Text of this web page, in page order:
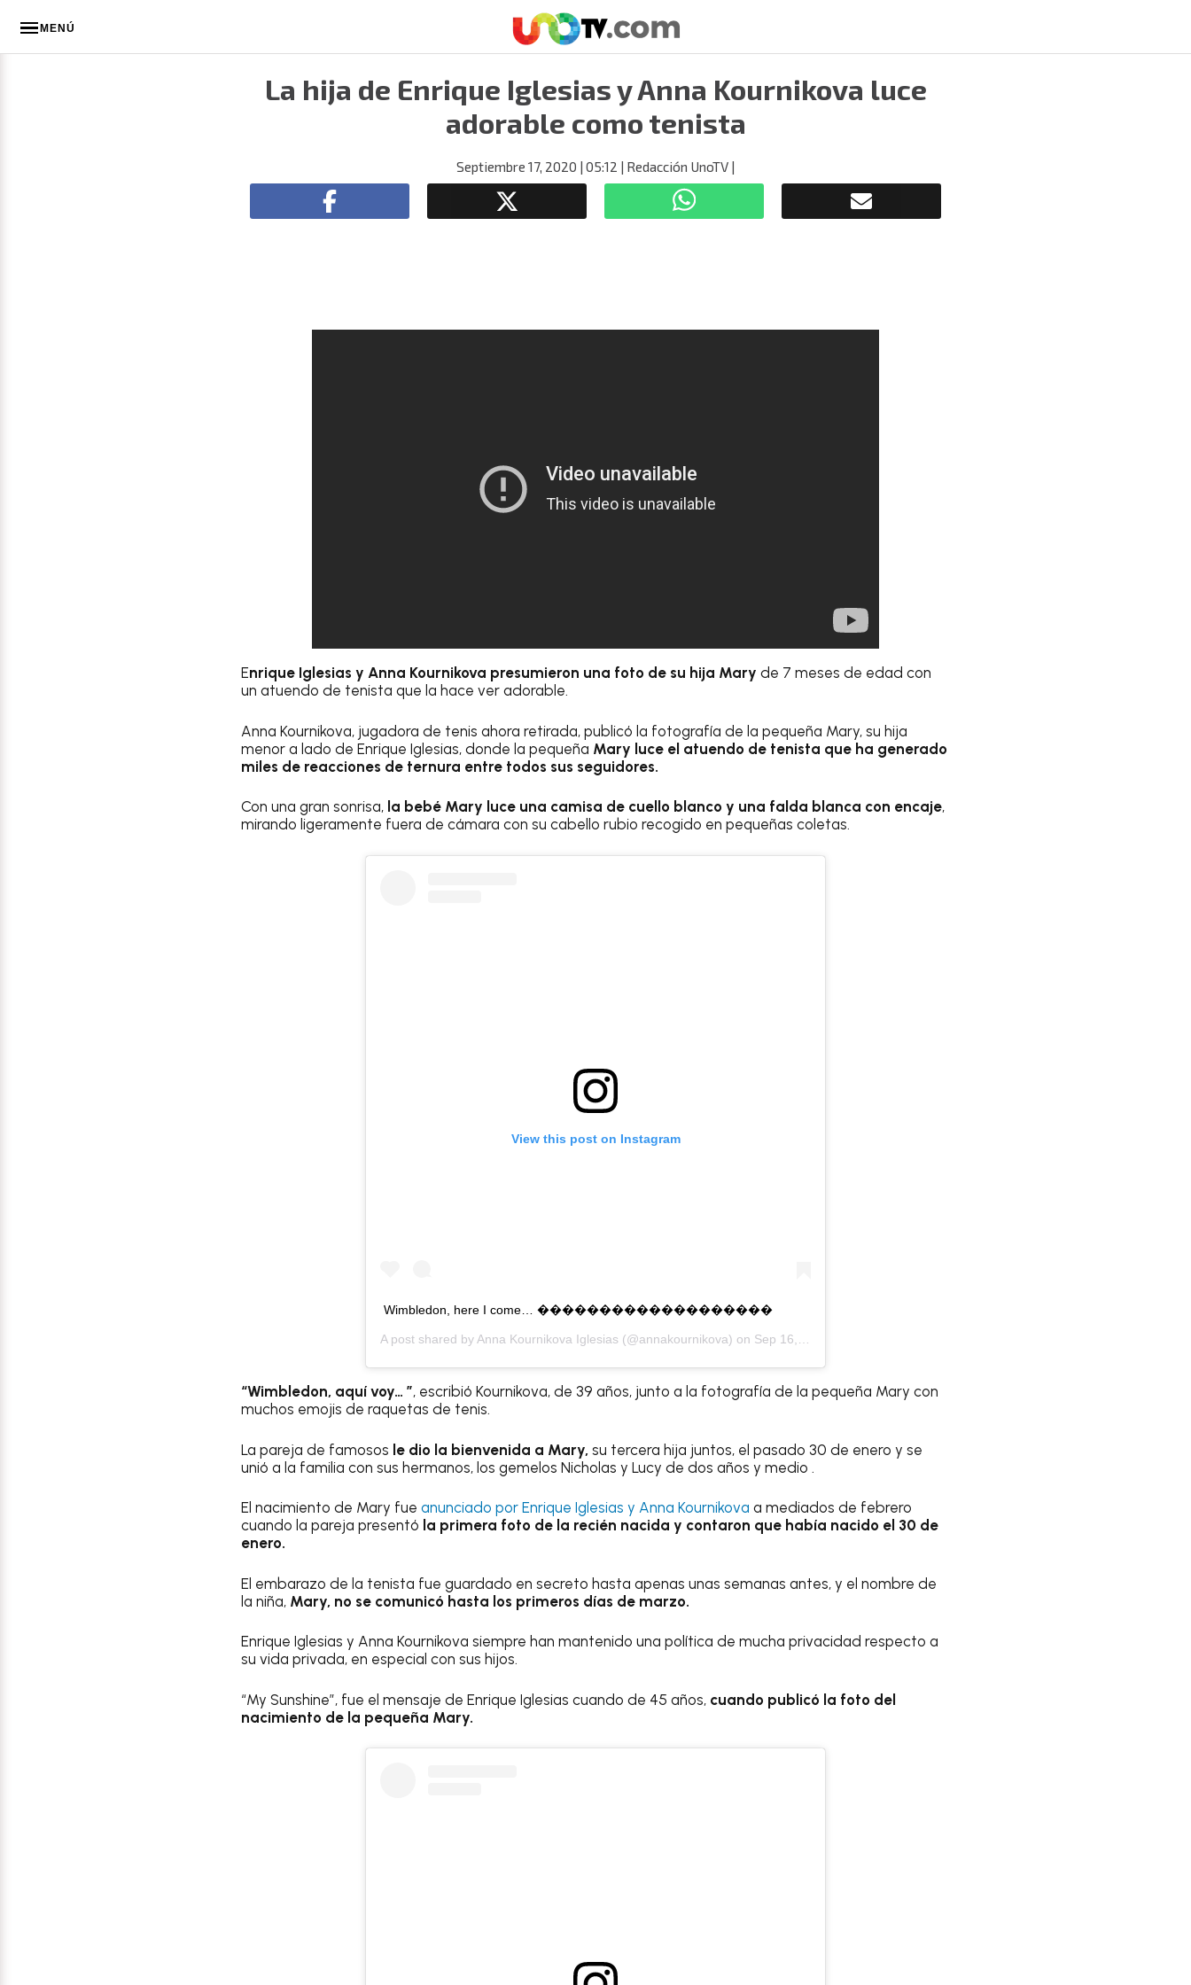
MENÚ
La hija de Enrique Iglesias y Anna Kournikova luce
adorable como tenista
Septiembre 17, 2020 | 05:12 | Redacción UnoTV |
Enrique Iglesias y Anna Kournikova presumieron una foto de su hija Mary de 7 meses de edad con
un atuendo de tenista que la hace ver adorable.
Anna Kournikova, jugadora de tenis ahora retirada, publicó la fotografía de la pequeña Mary, su hija
menor a lado de Enrique Iglesias, donde la pequeña Mary luce el atuendo de tenista que ha generado
miles de reacciones de ternura entre todos sus seguidores.
Con una gran sonrisa, la bebé Mary luce una camisa de cuello blanco y una falda blanca con encaje,
mirando ligeramente fuera de cámara con su cabello rubio recogido en pequeñas coletas.
View this post on Instagram
Wimbledon, here I come… �������������������
A post shared by Anna Kournikova Iglesias (@annakournikova) on Sep 16, 2020 at 11:40am PDT
“Wimbledon, aquí voy… ”, escribió Kournikova, de 39 años, junto a la fotografía de la pequeña Mary con
muchos emojis de raquetas de tenis.
La pareja de famosos le dio la bienvenida a Mary, su tercera hija juntos, el pasado 30 de enero y se
unió a la familia con sus hermanos, los gemelos Nicholas y Lucy de dos años y medio .
El nacimiento de Mary fue anunciado por Enrique Iglesias y Anna Kournikova a mediados de febrero
cuando la pareja presentó la primera foto de la recién nacida y contaron que había nacido el 30 de
enero.
El embarazo de la tenista fue guardado en secreto hasta apenas unas semanas antes, y el nombre de
la niña, Mary, no se comunicó hasta los primeros días de marzo.
Enrique Iglesias y Anna Kournikova siempre han mantenido una política de mucha privacidad respecto a
su vida privada, en especial con sus hijos.
“My Sunshine”, fue el mensaje de Enrique Iglesias cuando de 45 años, cuando publicó la foto del
nacimiento de la pequeña Mary.